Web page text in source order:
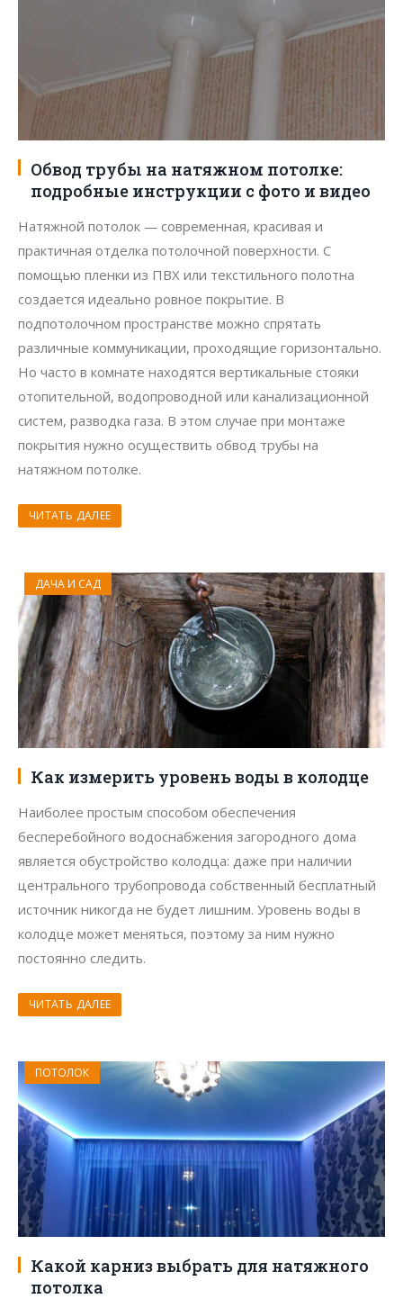
Обвод трубы на натяжном потолке:
подробные инструкции с фото и видео
Натяжной потолок — современная, красивая и
практичная отделка потолочной поверхности. С
помощью пленки из ПВХ или текстильного полотна
создается идеально ровное покрытие. В
подпотолочном пространстве можно спрятать
различные коммуникации, проходящие горизонтально.
Но часто в комнате находятся вертикальные стояки
отопительной, водопроводной или канализационной
систем, разводка газа. В этом случае при монтаже
покрытия нужно осуществить обвод трубы на
натяжном потолке.
ЧИТАТЬ ДАЛЕЕ
ДАЧА И САД
Как измерить уровень воды в колодце
Наиболее простым способом обеспечения
бесперебойного водоснабжения загородного дома
является обустройство колодца: даже при наличии
центрального трубопровода собственный бесплатный
источник никогда не будет лишним. Уровень воды в
колодце может меняться, поэтому за ним нужно
постоянно следить.
ЧИТАТЬ ДАЛЕЕ
ПОТОЛОК
Какой карниз выбрать для натяжного
потолка